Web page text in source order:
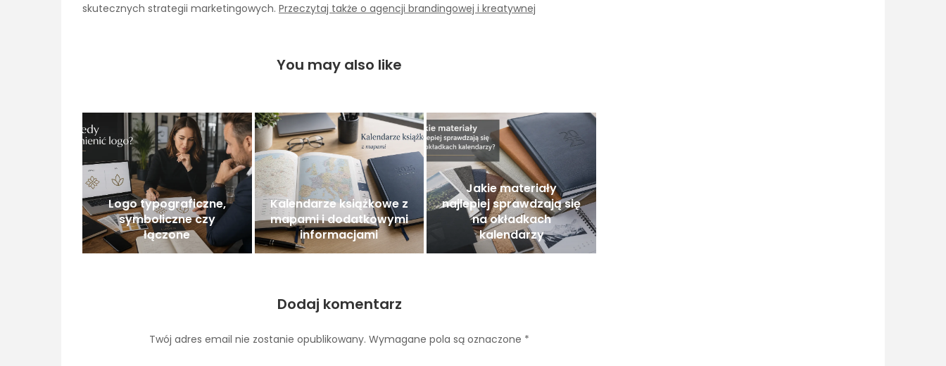
skutecznych strategii marketingowych. Przeczytaj także o agencji brandingowej i kreatywnej
You may also like
Logo typograficzne,
symboliczne czy
łączone
Kalendarze książkowe z
mapami i dodatkowymi
informacjami
Jakie materiały
najlepiej sprawdzają się
na okładkach
kalendarzy
Dodaj komentarz
Twój adres email nie zostanie opublikowany. Wymagane pola są oznaczone *